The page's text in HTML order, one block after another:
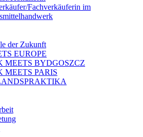
Fachverkäuferin im
der Zukunft
EUROPE
MEETS BYDGOSZCZ
MEETS PARIS